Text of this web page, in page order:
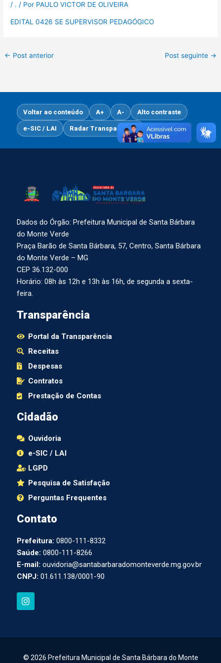
/ . / Por PAULO VICTOR DE OLIVEIRA
EDITAL 0426 SE SUPERVISOR PEDAGÓGICO
← Post anterior Post seguinte →
Voltar ao conteúdo A+ A- Alto contraste
e-SIC / LAI Radar Transparência
Dados do Órgão: Prefeitura Municipal de Santa Bárbara
do Monte Verde
Praça Barão de Santa Bárbara, 57, Centro, Santa Bárbara
do Monte Verde – MG
CEP 36.132-000
Horário: 08h às 12h e 13h às 16h, de segunda a sexta-
feira.
Transparência
Portal da Transparência
Receitas
Despesas
Contratos
Prestação de Contas
Cidadão
Ouvidoria
e-SIC / LAI
LGPD
Pesquisa de Satisfação
Perguntas Frequentes
Contato
Prefeitura: 0800-111-8332
Saúde: 0800-111-8266
E-mail: ouvidoria@santabarbaradomonteverde.mg.gov.br
CNPJ: 01.611.138/0001-90
I
n
s
g
a
© 2026 Prefeitura Municipal de Santa Bárbara do Monte